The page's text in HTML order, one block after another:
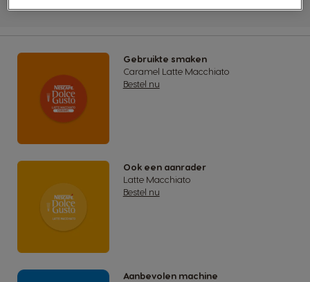
Gebruikte smaken
Caramel Latte Macchiato
Bestel nu
Ook een aanrader
Latte Macchiato
Bestel nu
Aanbevolen machine